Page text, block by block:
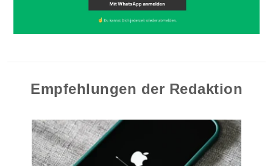
Empfehlungen der Redaktion